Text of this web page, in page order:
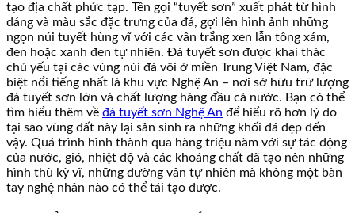
tạo địa chất phức tạp. Tên gọi “tuyết sơn” xuất phát từ hình
dáng và màu sắc đặc trưng của đá, gợi lên hình ảnh những
ngọn núi tuyết hùng vĩ với các vân trắng xen lẫn tông xám,
đen hoặc xanh đen tự nhiên. Đá tuyết sơn được khai thác
chủ yếu tại các vùng núi đá vôi ở miền Trung Việt Nam, đặc
biệt nổi tiếng nhất là khu vực Nghệ An – nơi sở hữu trữ lượng
đá tuyết sơn lớn và chất lượng hàng đầu cả nước. Bạn có thể
tìm hiểu thêm về đá tuyết sơn Nghệ An để hiểu rõ hơn lý do
tại sao vùng đất này lại sản sinh ra những khối đá đẹp đến
vậy. Quá trình hình thành qua hàng triệu năm với sự tác động
của nước, gió, nhiệt độ và các khoáng chất đã tạo nên những
hình thù kỳ vĩ, những đường vân tự nhiên mà không một bàn
tay nghệ nhân nào có thể tái tạo được.